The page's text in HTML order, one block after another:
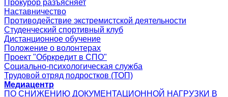
Прокурор разъясняет
Наставничество
Противодействие экстремистской деятельности
Студенческий спортивный клуб
Дистанционное обучение
Положение о волонтерах
Проект "Обркредит в СПО"
Социально-психологическая служба
Трудовой отряд подростков (ТОП)
Медиацентр
ПО СНИЖЕНИЮ ДОКУМЕНТАЦИОННОЙ НАГРУЗКИ В